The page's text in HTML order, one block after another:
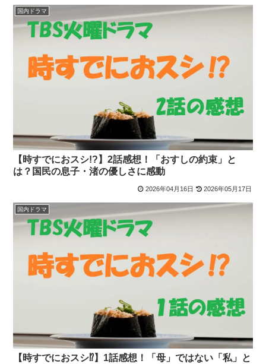
国内ドラマ
【時すでにおスシ!?】2話感想！「おすしの約束」と
は？国民の息子・渚の優しさに感動
2026年04月16日 2026年05月17日
国内ドラマ
【時すでにおスシ⁉】1話感想！「母」ではない「私」と